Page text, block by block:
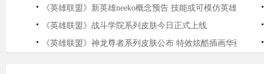
《英雄联盟》新英雄neeko概念预告 技能或可模仿英雄
《英雄联盟》战斗学院系列皮肤今日正式上线
《英雄联盟》神龙尊者系列皮肤公布 特效炫酷插画华丽